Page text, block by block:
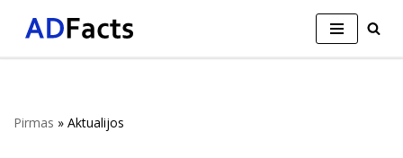
Pirmas » Aktualijos